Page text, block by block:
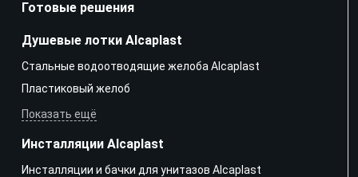
Готовые решения
Душевые лотки Alcaplast
Стальные водоотводящие желоба Alcaplast
Пластиковый желоб
Показать ещё
Инсталляции Alcaplast
Инсталляции и бачки для унитазов Alcaplast